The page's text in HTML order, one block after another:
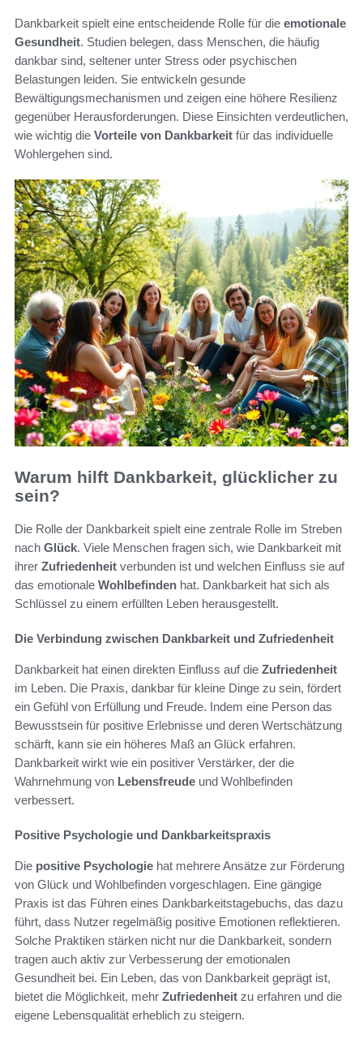
Dankbarkeit spielt eine entscheidende Rolle für die emotionale
Gesundheit. Studien belegen, dass Menschen, die häufig
dankbar sind, seltener unter Stress oder psychischen
Belastungen leiden. Sie entwickeln gesunde
Bewältigungsmechanismen und zeigen eine höhere Resilienz
gegenüber Herausforderungen. Diese Einsichten verdeutlichen,
wie wichtig die Vorteile von Dankbarkeit für das individuelle
Wohlergehen sind.
Warum hilft Dankbarkeit, glücklicher zu
sein?
Die Rolle der Dankbarkeit spielt eine zentrale Rolle im Streben
nach Glück. Viele Menschen fragen sich, wie Dankbarkeit mit
ihrer Zufriedenheit verbunden ist und welchen Einfluss sie auf
das emotionale Wohlbefinden hat. Dankbarkeit hat sich als
Schlüssel zu einem erfüllten Leben herausgestellt.
Die Verbindung zwischen Dankbarkeit und Zufriedenheit
Dankbarkeit hat einen direkten Einfluss auf die Zufriedenheit
im Leben. Die Praxis, dankbar für kleine Dinge zu sein, fördert
ein Gefühl von Erfüllung und Freude. Indem eine Person das
Bewusstsein für positive Erlebnisse und deren Wertschätzung
schärft, kann sie ein höheres Maß an Glück erfahren.
Dankbarkeit wirkt wie ein positiver Verstärker, der die
Wahrnehmung von Lebensfreude und Wohlbefinden
verbessert.
Positive Psychologie und Dankbarkeitspraxis
Die positive Psychologie hat mehrere Ansätze zur Förderung
von Glück und Wohlbefinden vorgeschlagen. Eine gängige
Praxis ist das Führen eines Dankbarkeitstagebuchs, das dazu
führt, dass Nutzer regelmäßig positive Emotionen reflektieren.
Solche Praktiken stärken nicht nur die Dankbarkeit, sondern
tragen auch aktiv zur Verbesserung der emotionalen
Gesundheit bei. Ein Leben, das von Dankbarkeit geprägt ist,
bietet die Möglichkeit, mehr Zufriedenheit zu erfahren und die
eigene Lebensqualität erheblich zu steigern.